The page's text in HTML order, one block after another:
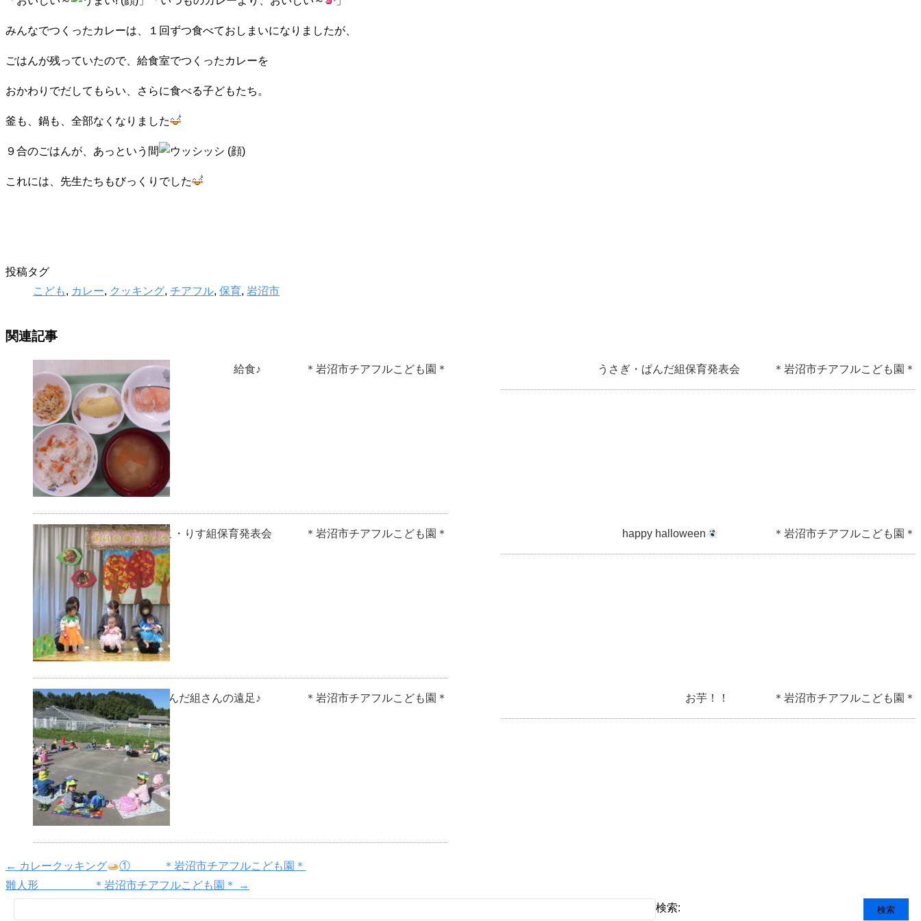
みんなでつくったカレーは、１回ずつ食べておしまいになりましたが、
ごはんが残っていたので、給食室でつくったカレーを
おかわりでだしてもらい、さらに食べる子どもたち。
釜も、鍋も、全部なくなりました
９合のごはんが、あっという間
これには、先生たちもびっくりでした
投稿タグ
こども, カレー, クッキング, チアフル, 保育, 岩沼市
関連記事
給食♪ ＊岩沼市チアフルこども園＊ うさぎ・ぱんだ組保育発表会 ＊岩沼市チアフルこども園＊
ひよこ・りす組保育発表会 ＊岩沼市チアフルこども園＊ happy halloween ＊岩沼市チアフルこども園＊
ぱんだ組さんの遠足♪ ＊岩沼市チアフルこども園＊ お芋！！ ＊岩沼市チアフルこども園＊
← カレークッキング
① ＊岩沼市チアフルこども園＊
雛人形 ＊岩沼市チアフルこども園＊
→
検索: